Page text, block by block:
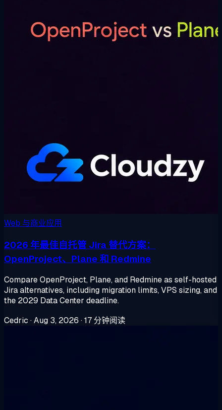
Web 与商业应用
2026 年最佳自托管 Jira 替代方案：
OpenProject、Plane 和 Redmine
Compare OpenProject, Plane, and Redmine as self-hosted
Jira alternatives, including migration limits, VPS sizing, and
the 2029 Data Center deadline.
Cedric ·Aug 3, 2026 ·17 分钟阅读